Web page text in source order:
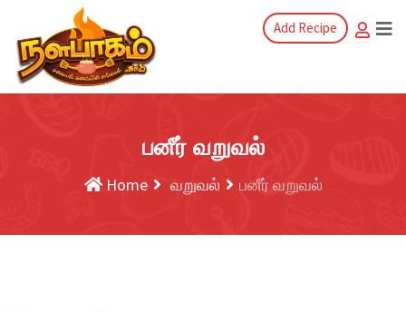
Add Recipe
பனீர் வறுவல்
Home வறுவல் பனீர் வறுவல்